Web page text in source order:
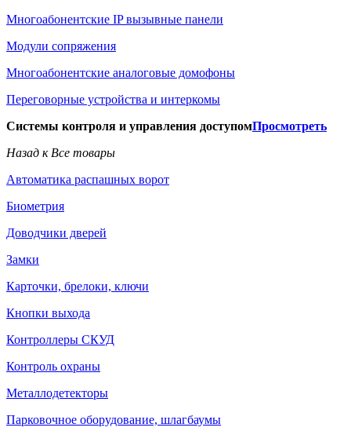
Многоабонентские IP вызывные панели
Модули сопряжения
Многоабонентские аналоговые домофоны
Переговорные устройства и интеркомы
Системы контроля и управления доступомПросмотреть
Назад к Все товары
Автоматика распашных ворот
Биометрия
Доводчики дверей
Замки
Карточки, брелоки, ключи
Кнопки выхода
Контроллеры СКУД
Контроль охраны
Металлодетекторы
Парковочное оборудование, шлагбаумы